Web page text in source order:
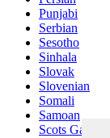
Punjabi
Serbian
Sesotho
Sinhala
Slovak
Slovenian
Somali
Samoan
Scots Gaelic